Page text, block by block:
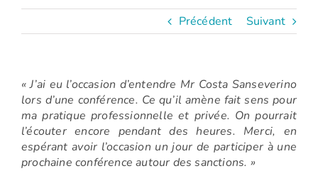
Précédent Suivant
« J’ai eu l’occasion d’entendre Mr Costa Sanseverino
lors d’une conférence. Ce qu’il amène fait sens pour
ma pratique professionnelle et privée. On pourrait
l’écouter encore pendant des heures. Merci, en
espérant avoir l’occasion un jour de participer à une
prochaine conférence autour des sanctions. »